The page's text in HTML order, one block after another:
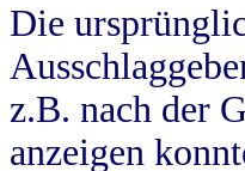
Die
z.B. nach der
anzeigen